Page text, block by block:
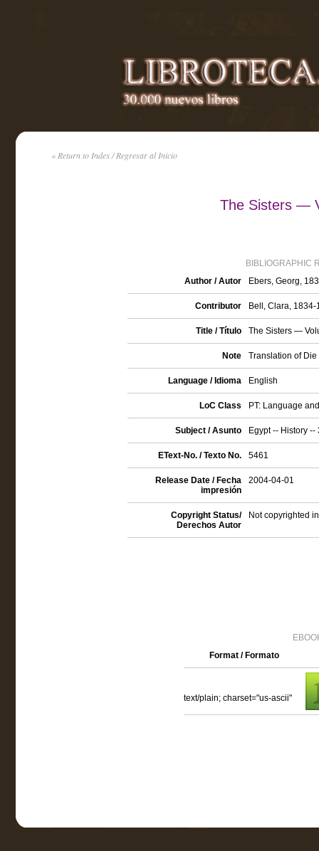
« Return to Index / Regresar al Inicio
The Sisters —
BIBLIOGRAPHIC
Author / Autor
Ebers, Georg,
Contributor Bell, Clara,
Title / Título The Sisters —
Note Translation of
Language / Idioma English
LoC Class PT: Language
Subject / Asunto Egypt -- History
EText-No. / Texto No. 5461
Release Date / Fecha
impresión
2004-04-01
Copyright Status/
Derechos Autor
Not copyrighted
Format / Formato
text/plain; charset="us-ascii"